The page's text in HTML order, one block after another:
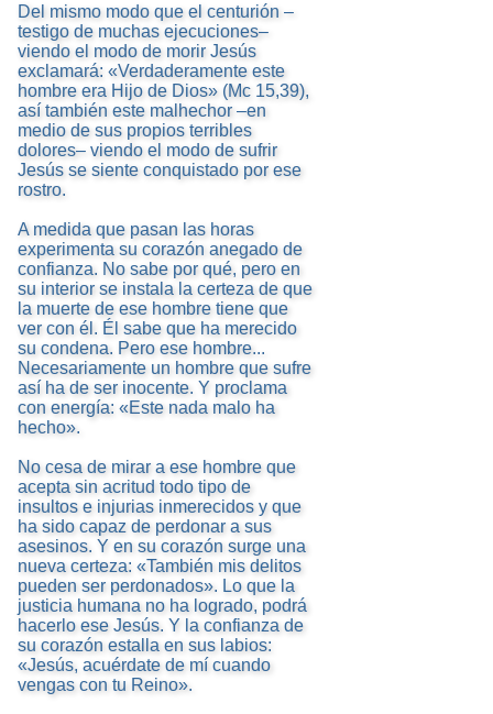
Del mismo modo que el centurión –
testigo de muchas ejecuciones–
viendo el modo de morir Jesús
exclamará: «Verdaderamente este
hombre era Hijo de Dios» (Mc 15,39),
así también este malhechor –en
medio de sus propios terribles
dolores– viendo el modo de sufrir
Jesús se siente conquistado por ese
rostro.
A medida que pasan las horas
experimenta su corazón anegado de
confianza. No sabe por qué, pero en
su interior se instala la certeza de que
la muerte de ese hombre tiene que
ver con él. Él sabe que ha merecido
su condena. Pero ese hombre...
Necesariamente un hombre que sufre
así ha de ser inocente. Y proclama
con energía: «Este nada malo ha
hecho».
No cesa de mirar a ese hombre que
acepta sin acritud todo tipo de
insultos e injurias inmerecidos y que
ha sido capaz de perdonar a sus
asesinos. Y en su corazón surge una
nueva certeza: «También mis delitos
pueden ser perdonados». Lo que la
justicia humana no ha logrado, podrá
hacerlo ese Jesús. Y la confianza de
su corazón estalla en sus labios:
«Jesús, acuérdate de mí cuando
vengas con tu Reino».